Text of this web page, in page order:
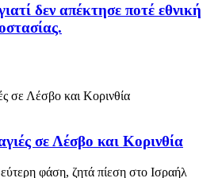
δεν απέκτησε ποτέ εθνική
σε Λέσβο και Κορινθία